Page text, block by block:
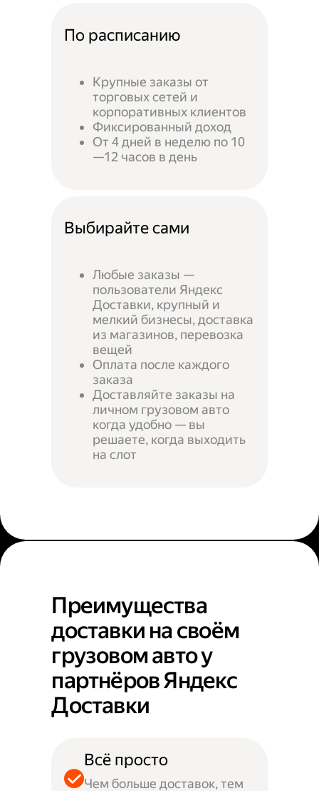
По расписанию
Крупные заказы от
торговых сетей и
корпоративных клиентов
Фиксированный доход
От 4 дней в неделю по 10
—12 часов в день
Выбирайте сами
Любые заказы —
пользователи Яндекс
Доставки, крупный и
мелкий бизнесы, доставка
из магазинов, перевозка
вещей
Оплата после каждого
заказа
Доставляйте заказы на
личном грузовом авто
когда удобно — вы
решаете, когда выходить
на слот
Преимущества
доставки на своём
грузовом авто у
партнёров Яндекс
Доставки
Всё просто
Чем больше доставок, тем